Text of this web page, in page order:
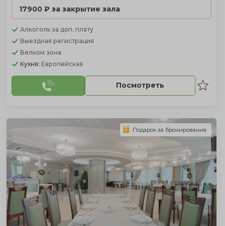
17900 ₽ за закрытие зала
Алкоголь за доп. плату
Выездная регистрация
Велком зона
Кухня: Европейская
Посмотреть
Подарок за бронирование